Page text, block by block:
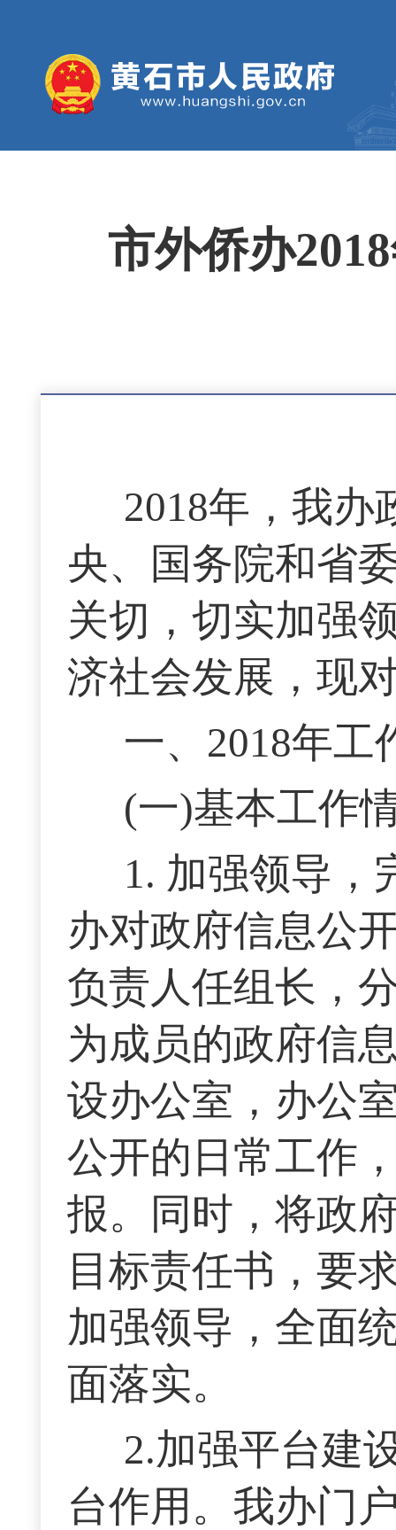
市外侨办
2018年，我办
央、国务院和省
关切，切实加强
济社会发展，现
一、2018年工
(一)基本工作
1. 加强领导，
办对政府信息公
负责人任组长，
为成员的政府信
设办公室，办公
公开的日常工作
报。同时，将政
目标责任书，要
加强领导，全面
面落实。
2.加强平台建
台作用。我办门